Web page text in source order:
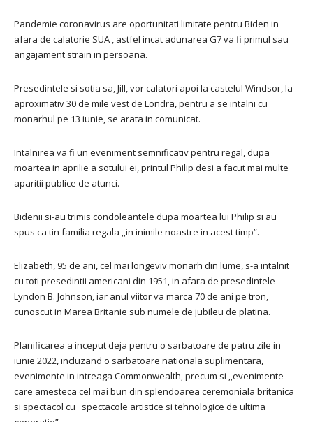
Pandemie coronavirus are oportunitati limitate pentru Biden in
afara de calatorie SUA , astfel incat adunarea G7 va fi primul sau
angajament strain in persoana.
Presedintele si sotia sa, Jill, vor calatori apoi la castelul Windsor, la
aproximativ 30 de mile vest de Londra, pentru a se intalni cu
monarhul pe 13 iunie, se arata in comunicat.
Intalnirea va fi un eveniment semnificativ pentru regal, dupa
moartea in aprilie a sotului ei, printul Philip desi a facut mai multe
aparitii publice de atunci.
Bidenii si-au trimis condoleantele dupa moartea lui Philip si au
spus ca tin familia regala ,,in inimile noastre in acest timp”.
Elizabeth, 95 de ani, cel mai longeviv monarh din lume, s-a intalnit
cu toti presedintii americani din 1951, in afara de presedintele
Lyndon B. Johnson, iar anul viitor va marca 70 de ani pe tron,
cunoscut in Marea Britanie sub numele de jubileu de platina.
Planificarea a inceput deja pentru o sarbatoare de patru zile in
iunie 2022, incluzand o sarbatoare nationala suplimentara,
evenimente in intreaga Commonwealth, precum si ,,evenimente
care amesteca cel mai bun din splendoarea ceremoniala britanica
si spectacol cu spectacole artistice si tehnologice de ultima